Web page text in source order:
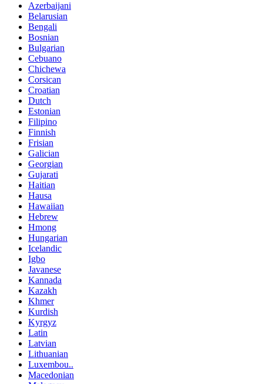
Azerbaijani
Belarusian
Bengali
Bosnian
Bulgarian
Cebuano
Chichewa
Corsican
Croatian
Dutch
Estonian
Filipino
Finnish
Frisian
Galician
Georgian
Gujarati
Haitian
Hausa
Hawaiian
Hebrew
Hmong
Hungarian
Icelandic
Igbo
Javanese
Kannada
Kazakh
Khmer
Kurdish
Kyrgyz
Latin
Latvian
Lithuanian
Luxembou..
Macedonian